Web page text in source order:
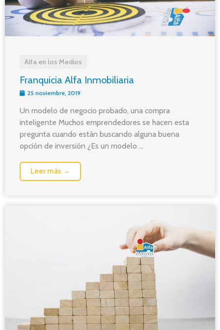
Alfa en los Medios
Franquicia Alfa Inmobiliaria
25 noviembre, 2019
Un modelo de negocio probado, una compra
inteligente Muchos emprendedores se hacen esta
pregunta cuando están buscando alguna buena
opción de inversión ¿Es un modelo ...
Leer más →